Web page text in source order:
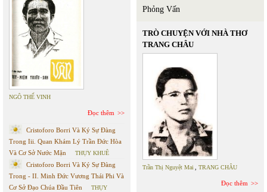
NGÔ THẾ VINH
Đọc thêm
Cristoforo Borri Và Ký Sự Đàng
Trong Iii. Quan Khám Lý Trần Đức Hòa
Và Cơ Sở Nước Mặn
THỤY KHUÊ
Cristoforo Borri Và Ký Sự Đàng
Trong - II. Minh Đức Vương Thái Phi Và
Cơ Sở Đạo Chúa Đầu Tiên
THỤY
Phỏng Vấn
TRÒ CHUYỆN VỚI NHÀ THƠ
TRANG CHÂU
Trần Thị Nguyệt Mai, TRANG CHÂU
Đọc thêm